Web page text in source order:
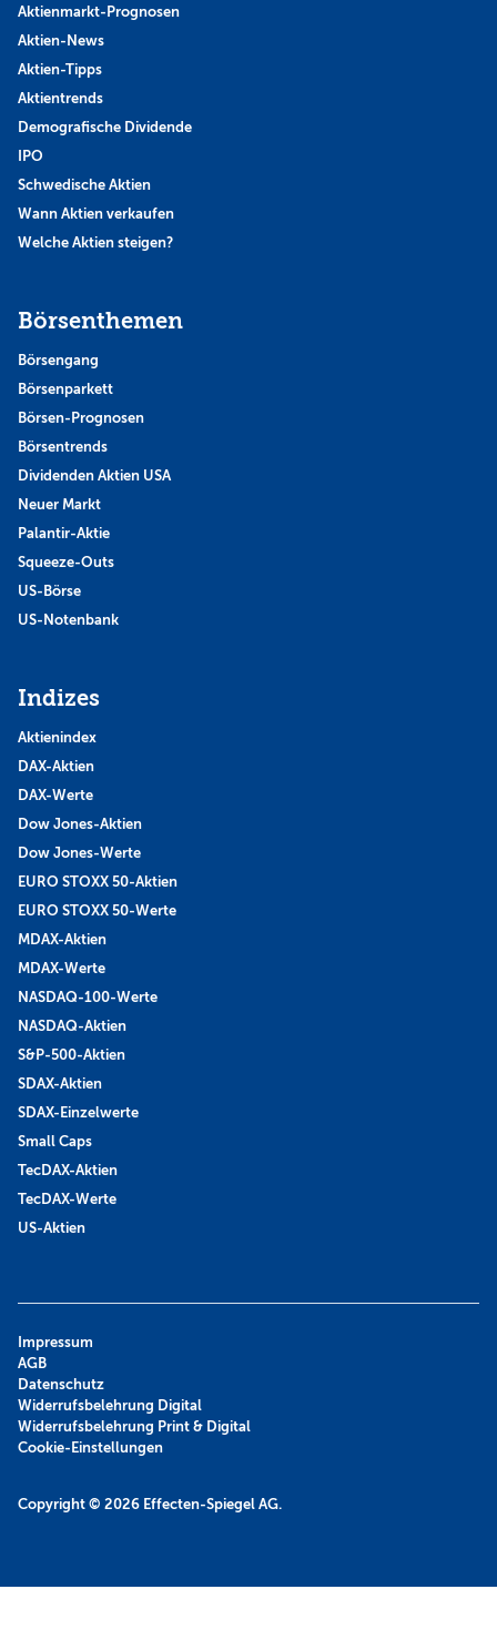
Aktienmarkt-Prognosen
Aktien-News
Aktien-Tipps
Aktientrends
Demografische Dividende
IPO
Schwedische Aktien
Wann Aktien verkaufen
Welche Aktien steigen?
Börsenthemen
Börsengang
Börsenparkett
Börsen-Prognosen
Börsentrends
Dividenden Aktien USA
Neuer Markt
Palantir-Aktie
Squeeze-Outs
US-Börse
US-Notenbank
Indizes
Aktienindex
DAX-Aktien
DAX-Werte
Dow Jones-Aktien
Dow Jones-Werte
EURO STOXX 50-Aktien
EURO STOXX 50-Werte
MDAX-Aktien
MDAX-Werte
NASDAQ-100-Werte
NASDAQ-Aktien
S&P-500-Aktien
SDAX-Aktien
SDAX-Einzelwerte
Small Caps
TecDAX-Aktien
TecDAX-Werte
US-Aktien
Copyright © 2026 Effecten-Spiegel AG.
Impressum
AGB
Datenschutz
Widerrufsbelehrung Digital
Widerrufsbelehrung Print & Digital
Cookie-Einstellungen